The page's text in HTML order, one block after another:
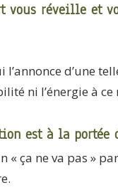
vous réveille et
d’une
ni l’énergie à
est à la portée
ça ne va pas »